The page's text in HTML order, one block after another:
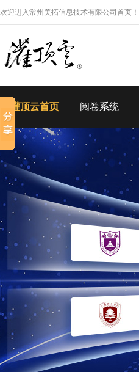
欢迎进入常州美拓信息技术有限公司首页！
灌顶云首页 阅卷系统